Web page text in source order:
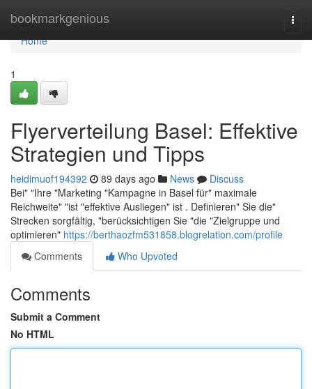
bookmarkgenious
Home
Home
1
Flyerverteilung Basel: Effektive
Strategien und Tipps
heidimuof194392 89 days ago News
Discuss
Bei" "Ihre "Marketing "Kampagne in Basel für" maximale
Reichweite" "ist "effektive Ausliegen" ist . Definieren" Sie die"
Strecken sorgfältig, "berücksichtigen Sie "die "Zielgruppe und
optimieren" https://berthaozfm531858.blogrelation.com/profile
Comments
Who Upvoted
Comments
Submit a Comment
No HTML